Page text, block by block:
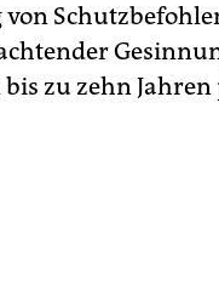
zu zehn Jahren